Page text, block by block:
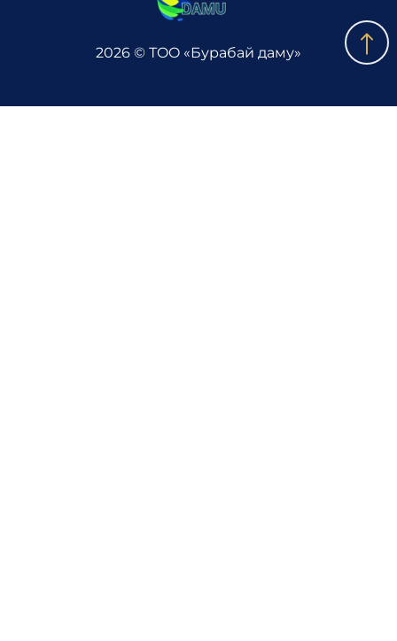
2026 © ТOO «Бурабай даму»